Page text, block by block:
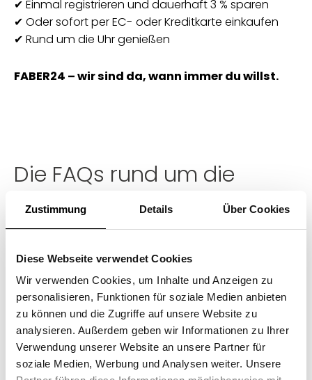
Zustimmung Details Über Cookies
Diese Webseite verwendet Cookies
Wir verwenden Cookies, um Inhalte und Anzeigen zu
personalisieren, Funktionen für soziale Medien anbieten
zu können und die Zugriffe auf unsere Website zu
analysieren. Außerdem geben wir Informationen zu Ihrer
Verwendung unserer Website an unsere Partner für
soziale Medien, Werbung und Analysen weiter. Unsere
✔ Einmal registrieren und dauerhaft 3 % sparen
✔ Oder sofort per EC- oder Kreditkarte einkaufen
✔ Rund um die Uhr genießen
FABER24 – wir sind da, wann immer du willst.
Die FAQs rund um die
FABER24 Smart Stores
Store?
(2) Wie kommt man auf so eine Idee?
(3) Wie kann ich im FABER24
einkaufen?